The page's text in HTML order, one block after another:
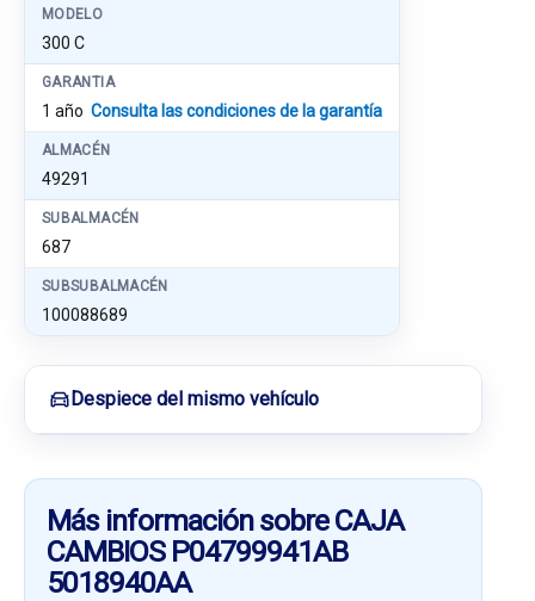
MODELO
300 C
GARANTIA
1 año Consulta las condiciones de la garantía
ALMACÉN
49291
SUBALMACÉN
687
SUBSUBALMACÉN
100088689
Despiece del mismo vehículo
Más información sobre CAJA
CAMBIOS P04799941AB
5018940AA